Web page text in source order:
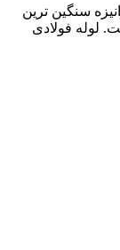
سنگین ترین
لوله فولادی